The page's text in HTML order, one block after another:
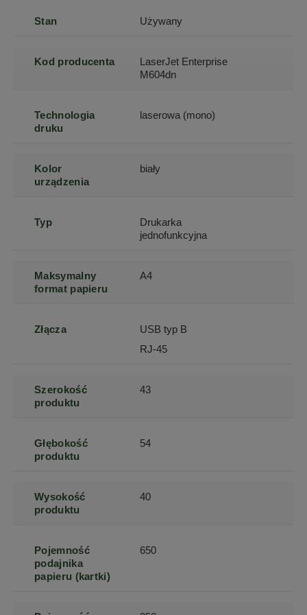
Stan Używany
Kod producenta
LaserJet Enterprise
M604dn
Technologia
druku
laserowa (mono)
Kolor
urządzenia
biały
Typ
Drukarka
jednofunkcyjna
Maksymalny
format papieru
A4
Złącza
USB typ B
RJ-45
Szerokość
produktu
43
Głębokość
produktu
54
Wysokość
produktu
40
Pojemność
podajnika
papieru (kartki)
650